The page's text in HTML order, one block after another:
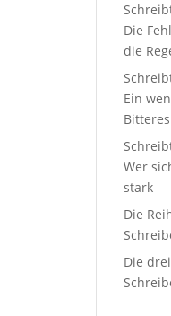
Die
die
Ein
Wer
stark
Die
Die